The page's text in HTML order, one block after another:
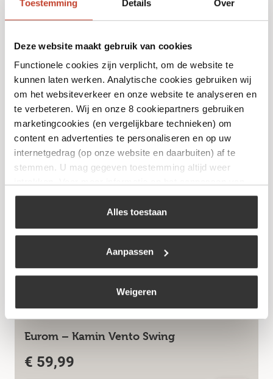
Toestemming Details Over
Deze website maakt gebruik van cookies
Functionele cookies zijn verplicht, om de website te
kunnen laten werken. Analytische cookies gebruiken wij
om het websiteverkeer en onze website te analyseren en
te verbeteren. Wij en onze 8 cookiepartners gebruiken
marketingcookies (en vergelijkbare technieken) om
content en advertenties te personaliseren en op uw
internetgedrag (op onze website en daarbuiten) af te
stemmen. U mag gegeven toestemming altijd weer
uw keuze op onze website verwijzen wij u naar ons
Alles toestaan
Aanpassen
Weigeren
Foker 1-Pits Kookbrander
€20,99
Bekijk
Eurom – Kamin Vento Swing
€ 59,99